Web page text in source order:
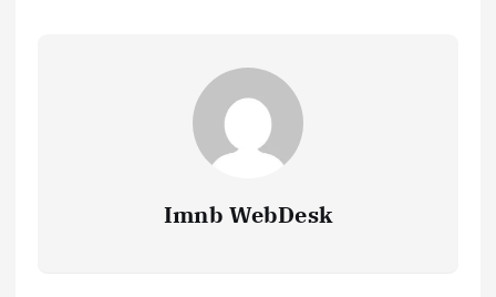
Imnb WebDesk